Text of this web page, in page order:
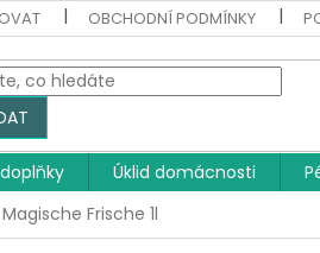
OBCHODNÍ PODMÍNKY
Úklid domácnosti
Frische 1l